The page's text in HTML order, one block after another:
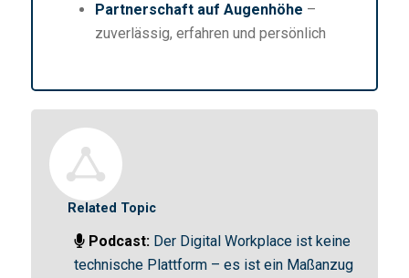
Partnerschaft auf Augenhöhe –
zuverlässig, erfahren und persönlich
Related Topic
Podcast:Der Digital Workplace ist keine
technische Plattform – es ist ein Maßanzug